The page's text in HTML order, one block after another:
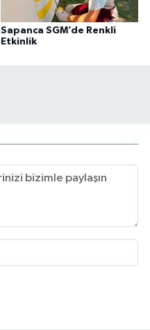
Sapanca SGM’de Renkli
Etkinlik